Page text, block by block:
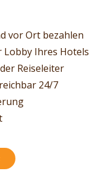
vor Ort bezahlen
Ihres Hotels
Reiseleiter
24/7